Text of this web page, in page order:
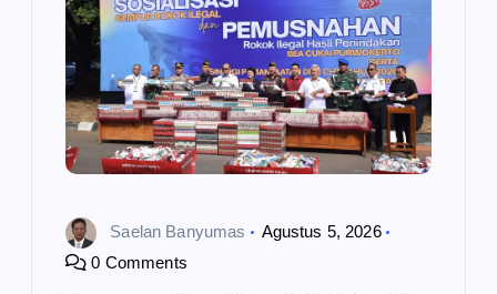
Saelan Banyumas
Agustus 5, 2026
0 Comments